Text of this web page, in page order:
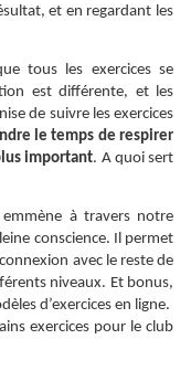
et en regardant les
tous les exercices se
est différente, et les
de suivre les exercices
le temps de respirer
important. A quoi sert
à travers notre
conscience. Il permet
avec le reste de
niveaux. Et bonus,
d’exercices en ligne.
exercices pour le club